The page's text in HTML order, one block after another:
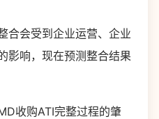
合会受到企业运营、企业
影响，现在预测整合结果
收购ATI完整过程的肇